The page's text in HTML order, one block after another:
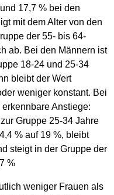
17,7 % bei den
mit dem Alter von den
der 55- bis 64-
ab. Bei den Männern ist
18-24 und 25-34
bleibt der Wert
weniger konstant. Bei
Anstiege:
Gruppe 25-34 Jahre
% auf 19 %, bleibt
steigt in der Gruppe der
%
weniger Frauen als